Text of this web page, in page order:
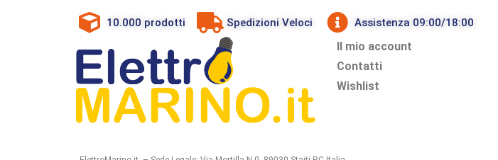
10.000 prodotti Spedizioni Veloci Assistenza 09:00/18:00
Il mio account
Contatti
Wishlist